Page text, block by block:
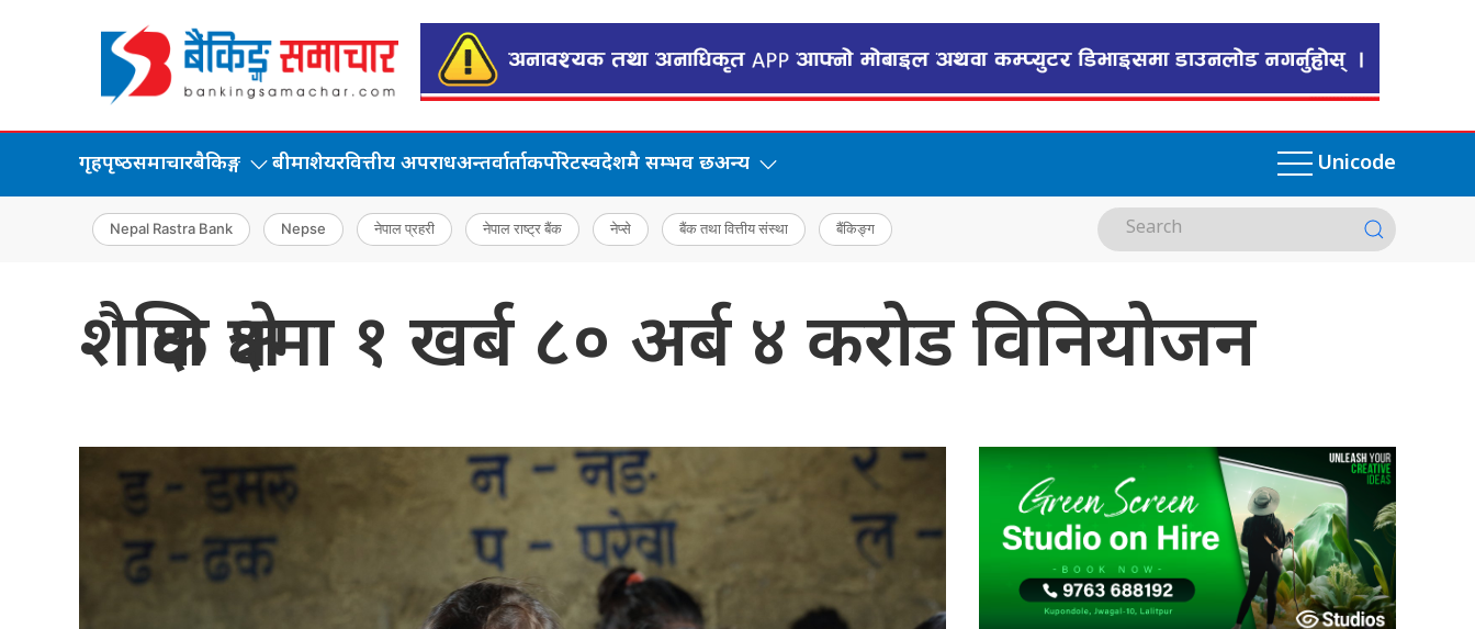
गृहपृष्‍ठसमाचारबैकिङ्ग बीमाशेयरवित्तीय अपराधअन्तर्वार्ताकर्पोरेटस्वदेशमै सम्भव छअन्य Unicode
Nepal Rastra Bank Nepse नेपाल प्रहरी नेपाल राष्ट्र बैंक नेप्से बैंक तथा वित्तीय संस्था बैंकिङ्ग
शैक्षिक क्षेत्रमा १ खर्ब ८० अर्ब ४ करोड विनियोजन